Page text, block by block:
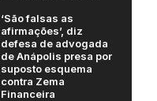
‘São falsas as
afirmações’, diz
defesa de advogada
de Anápolis presa por
suposto esquema
contra Zema
Financeira